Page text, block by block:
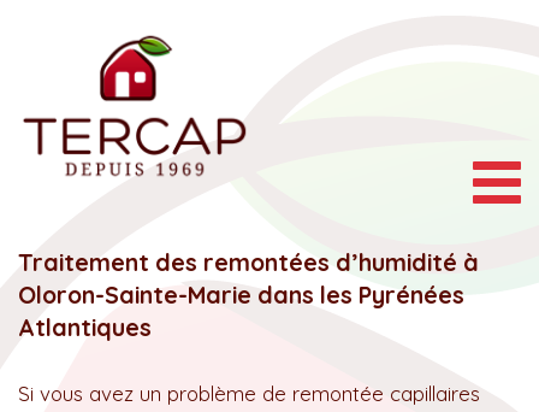
Traitement des remontées d’humidité à
Oloron-Sainte-Marie dans les Pyrénées
Atlantiques
Si vous avez un problème de remontée capillaires